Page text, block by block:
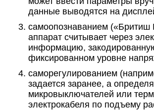
данные выводятся на
самоопознаванием
аппарат считывает через
информацию,
фиксированном уровне
саморегулированием
задается заранее, а
микровыключателей или
электрокабеля по подъему